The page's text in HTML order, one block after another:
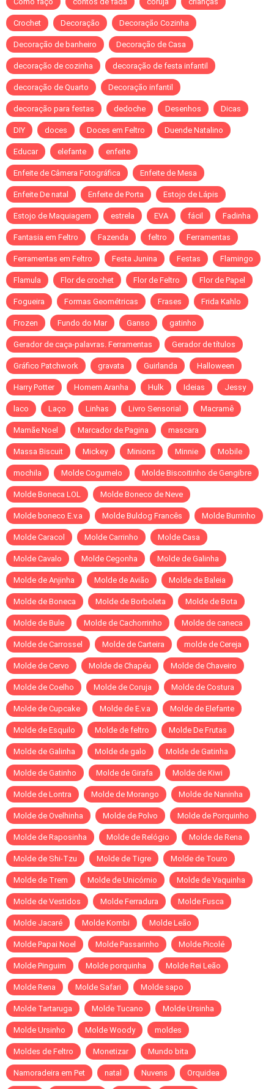
Crochet Decoração Decoração Cozinha
Decoração de banheiro Decoração de Casa
decoração de cozinha decoração de festa infantil
decoração de Quarto Decoração infantil
decoração para festas dedoche Desenhos Dicas
DIY doces Doces em Feltro Duende Natalino
Educar elefante enfeite
Enfeite de Câmera Fotográfica Enfeite de Mesa
Enfeite De natal Enfeite de Porta Estojo de Lápis
Estojo de Maquiagem estrela EVA fácil Fadinha
Fantasia em Feltro Fazenda feltro Ferramentas
Ferramentas em Feltro Festa Junina Festas Flamingo
Flamula Flor de crochet Flor de Feltro Flor de Papel
Fogueira Formas Geométricas Frases Frida Kahlo
Frozen Fundo do Mar Ganso gatinho
Gerador de caça-palavras. Ferramentas Gerador de títulos
Gráfico Patchwork gravata Guirlanda Halloween
Harry Potter Homem Aranha Hulk Ideias Jessy
laco Laço Linhas Livro Sensorial Macramê
Mamãe Noel Marcador de Pagina mascara
Massa Biscuit Mickey Minions Minnie Mobile
mochila Molde Cogumelo Molde Biscoitinho de Gengibre
Molde Boneca LOL Molde Boneco de Neve
Molde boneco E.v.a Molde Buldog Francês Molde Burrinho
Molde Caracol Molde Carrinho Molde Casa
Molde Cavalo Molde Cegonha Molde de Galinha
Molde de Anjinha Molde de Avião Molde de Baleia
Molde de Boneca Molde de Borboleta Molde de Bota
Molde de Bule Molde de Cachorrinho Molde de caneca
Molde de Carrossel Molde de Carteira molde de Cereja
Molde de Cervo Molde de Chapéu Molde de Chaveiro
Molde de Coelho Molde de Coruja Molde de Costura
Molde de Cupcake Molde de E.v.a Molde de Elefante
Molde de Esquilo Molde de feltro Molde De Frutas
Molde de Galinha Molde de galo Molde de Gatinha
Molde de Gatinho Molde de Girafa Molde de Kiwi
Molde de Lontra Molde de Morango Molde de Naninha
Molde de Ovelhinha Molde de Polvo Molde de Porquinho
Molde de Raposinha Molde de Relógio Molde de Rena
Molde de Shi-Tzu Molde de Tigre Molde de Touro
Molde de Trem Molde de Unicórnio Molde de Vaquinha
Molde de Vestidos Molde Ferradura Molde Fusca
Molde Jacaré Molde Kombi Molde Leão
Molde Papai Noel Molde Passarinho Molde Picolé
Molde Pinguim Molde porquinha Molde Rei Leão
Molde Rena Molde Safari Molde sapo
Molde Tartaruga Molde Tucano Molde Ursinha
Molde Ursinho Molde Woody moldes
Moldes de Feltro Monetizar Mundo bita
Namoradeira em Pet natal Nuvens Orquidea